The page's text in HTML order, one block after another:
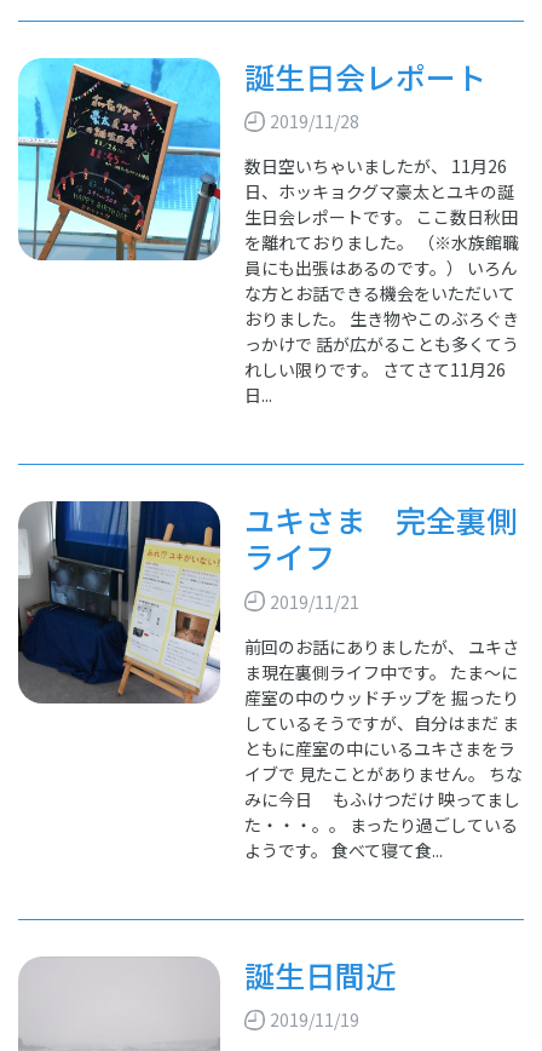
誕生日会レポート
2019/11/28
数日空いちゃいましたが、 11月26
日、ホッキョクグマ豪太とユキの誕
生日会レポートです。 ここ数日秋田
を離れておりました。 （※水族館職
員にも出張はあるのです。） いろん
な方とお話できる機会をいただいて
おりました。 生き物やこのぶろぐき
っかけで 話が広がることも多くてう
れしい限りです。 さてさて11月26
日...
ユキさま 完全裏側
ライフ
2019/11/21
前回のお話にありましたが、 ユキさ
ま現在裏側ライフ中です。 たま～に
産室の中のウッドチップを 掘ったり
しているそうですが、自分はまだ ま
ともに産室の中にいるユキさまをラ
イブで 見たことがありません。 ちな
みに今日 もふけつだけ 映ってまし
た・・・。。 まったり過ごしている
ようです。 食べて寝て食...
誕生日間近
2019/11/19